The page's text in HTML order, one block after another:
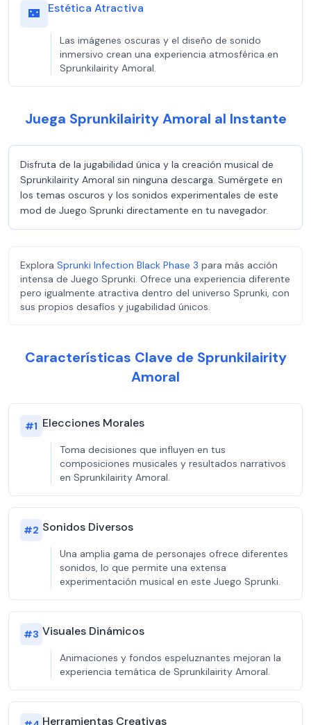
🌃 Estética Atractiva
Las imágenes oscuras y el diseño de sonido
inmersivo crean una experiencia atmosférica en
Sprunkilairity Amoral.
Juega Sprunkilairity Amoral al Instante
Disfruta de la jugabilidad única y la creación musical de
Sprunkilairity Amoral sin ninguna descarga. Sumérgete en
los temas oscuros y los sonidos experimentales de este
mod de Juego Sprunki directamente en tu navegador.
Explora Sprunki Infection Black Phase 3 para más acción
intensa de Juego Sprunki. Ofrece una experiencia diferente
pero igualmente atractiva dentro del universo Sprunki, con
sus propios desafíos y jugabilidad únicos.
Características Clave de Sprunkilairity
Amoral
#1 Elecciones Morales
Toma decisiones que influyen en tus
composiciones musicales y resultados narrativos
en Sprunkilairity Amoral.
#2 Sonidos Diversos
Una amplia gama de personajes ofrece diferentes
sonidos, lo que permite una extensa
experimentación musical en este Juego Sprunki.
#3 Visuales Dinámicos
Animaciones y fondos espeluznantes mejoran la
experiencia temática de Sprunkilairity Amoral.
Herramientas Creativas